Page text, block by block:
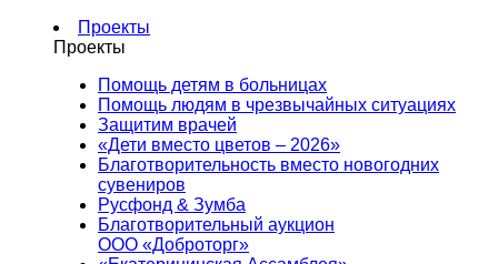
Проекты
Проекты
Помощь детям в больницах
Помощь людям в чрезвычайных ситуациях
Защитим врачей
«Дети вместо цветов – 2026»
Благотворительность вместо новогодних
сувениров
Русфонд & Зумба
Благотворительный аукцион
ООО «Доброторг»